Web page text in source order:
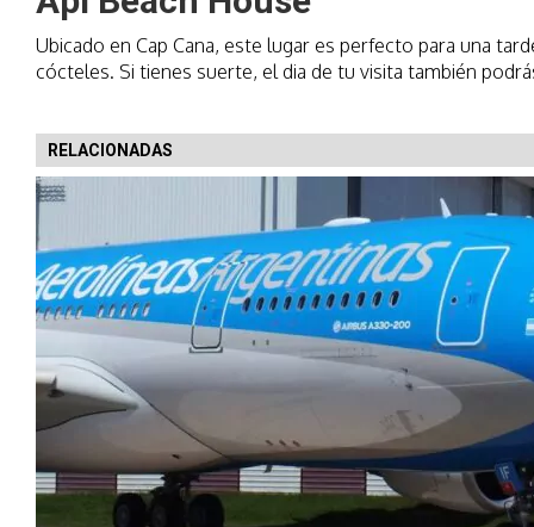
Ubicado en Cap Cana, este lugar es perfecto para una
cócteles. Si tienes suerte, el dia de tu visita también
RELACIONADAS